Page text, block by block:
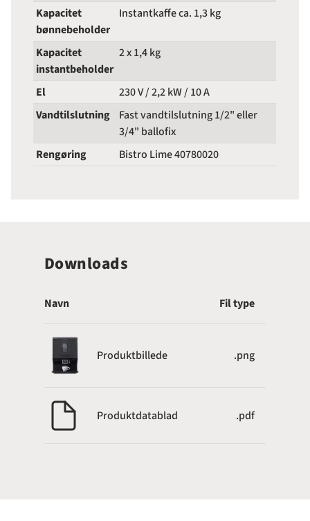
Kapacitet
bønnebeholder
Instantkaffe ca. 1,3 kg
Kapacitet
instantbeholder
2 x 1,4 kg
El
230 V / 2,2 kW / 10 A
Vandtilslutning
Fast vandtilslutning 1/2" eller
3/4" ballofix
Rengøring
Bistro Lime 40780020
Downloads
Navn Fil type
Produktbillede .png
Produktdatablad .pdf